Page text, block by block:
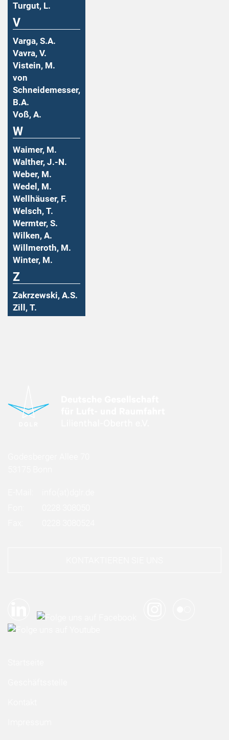
Turgut, L.
V
Varga, S.A.
Vavra, V.
Vistein, M.
von
Schneidemesser,
B.A.
Voß, A.
W
Waimer, M.
Walther, J.-N.
Weber, M.
Wedel, M.
Wellhäuser, F.
Welsch, T.
Wermter, S.
Wilken, A.
Willmeroth, M.
Winter, M.
Z
Zakrzewski, A.S.
Zill, T.